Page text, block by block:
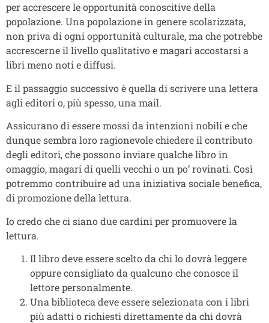
per accrescere le opportunità conoscitive della
popolazione. Una popolazione in genere scolarizzata,
non priva di ogni opportunità culturale, ma che potrebbe
accrescerne il livello qualitativo e magari accostarsi a
libri meno noti e diffusi.
E il passaggio successivo è quella di scrivere una lettera
agli editori o, più spesso, una mail.
Assicurano di essere mossi da intenzioni nobili e che
dunque sembra loro ragionevole chiedere il contributo
degli editori, che possono inviare qualche libro in
omaggio, magari di quelli vecchi o un po’ rovinati. Così
potremmo contribuire ad una iniziativa sociale benefica,
di promozione della lettura.
Io credo che ci siano due cardini per promuovere la
lettura.
Il libro deve essere scelto da chi lo dovrà leggere
oppure consigliato da qualcuno che conosce il
lettore personalmente.
Una biblioteca deve essere selezionata con i libri
più adatti o richiesti direttamente da chi dovrà